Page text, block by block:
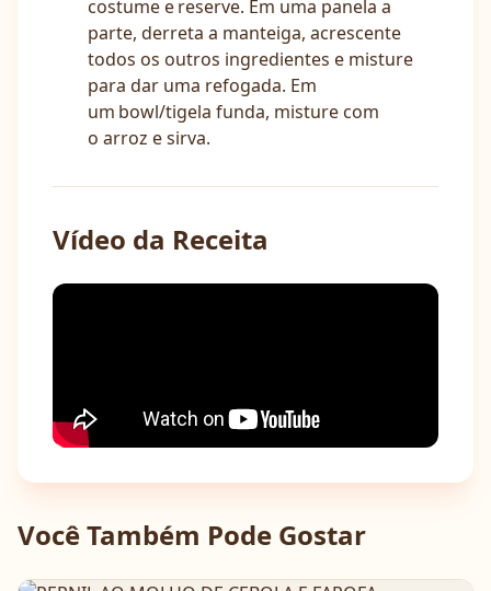
costume e reserve. Em uma panela a
parte, derreta a manteiga, acrescente
todos os outros ingredientes e misture
para dar uma refogada. Em
um bowl/tigela funda, misture com
o arroz e sirva.
Vídeo da Receita
Você Também Pode Gostar